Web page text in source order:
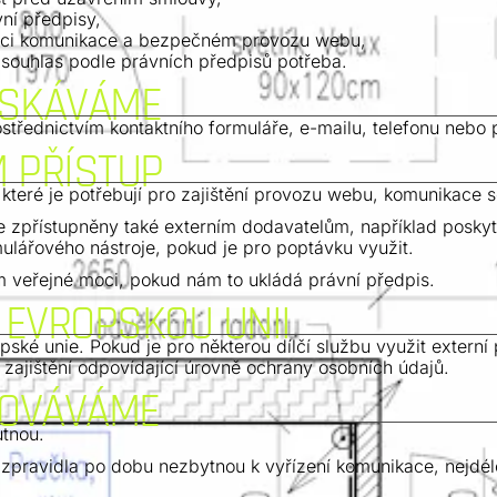
předpisy,
komunikace a bezpečném provozu webu,
podle právních předpisů potřeba.
kontaktního formuláře, e-mailu, telefonu nebo
je potřebují pro zajištění provozu webu, komunikace
také externím dodavatelům, například
nástroje, pokud je pro poptávku využit.
moci, pokud nám to ukládá právní předpis.
UNII
unie. Pokud je pro některou dílčí službu využit
odpovídající úrovně ochrany osobních údajů.
po dobu nezbytnou k vyřízení komunikace,